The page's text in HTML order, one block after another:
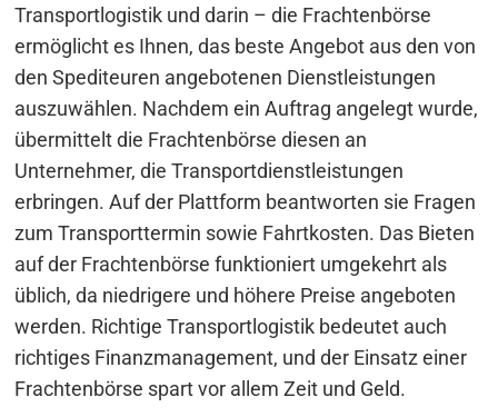
Transportlogistik und darin – die Frachtenbörse
ermöglicht es Ihnen, das beste Angebot aus den von
den Spediteuren angebotenen Dienstleistungen
auszuwählen. Nachdem ein Auftrag angelegt wurde,
übermittelt die Frachtenbörse diesen an
Unternehmer, die Transportdienstleistungen
erbringen. Auf der Plattform beantworten sie Fragen
zum Transporttermin sowie Fahrtkosten. Das Bieten
auf der Frachtenbörse funktioniert umgekehrt als
üblich, da niedrigere und höhere Preise angeboten
werden. Richtige Transportlogistik bedeutet auch
richtiges Finanzmanagement, und der Einsatz einer
Frachtenbörse spart vor allem Zeit und Geld.